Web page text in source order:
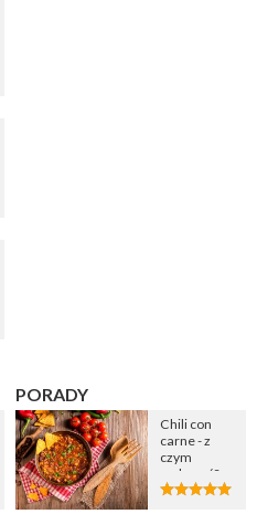
PORADY
Chili con
carne - z
czym
podawać?